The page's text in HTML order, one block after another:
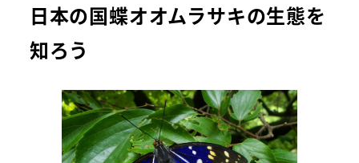
日本の国蝶オオムラサキの生態を
知ろう